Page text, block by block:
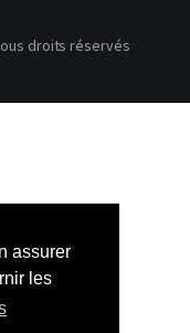
assurer
les
droits réservés